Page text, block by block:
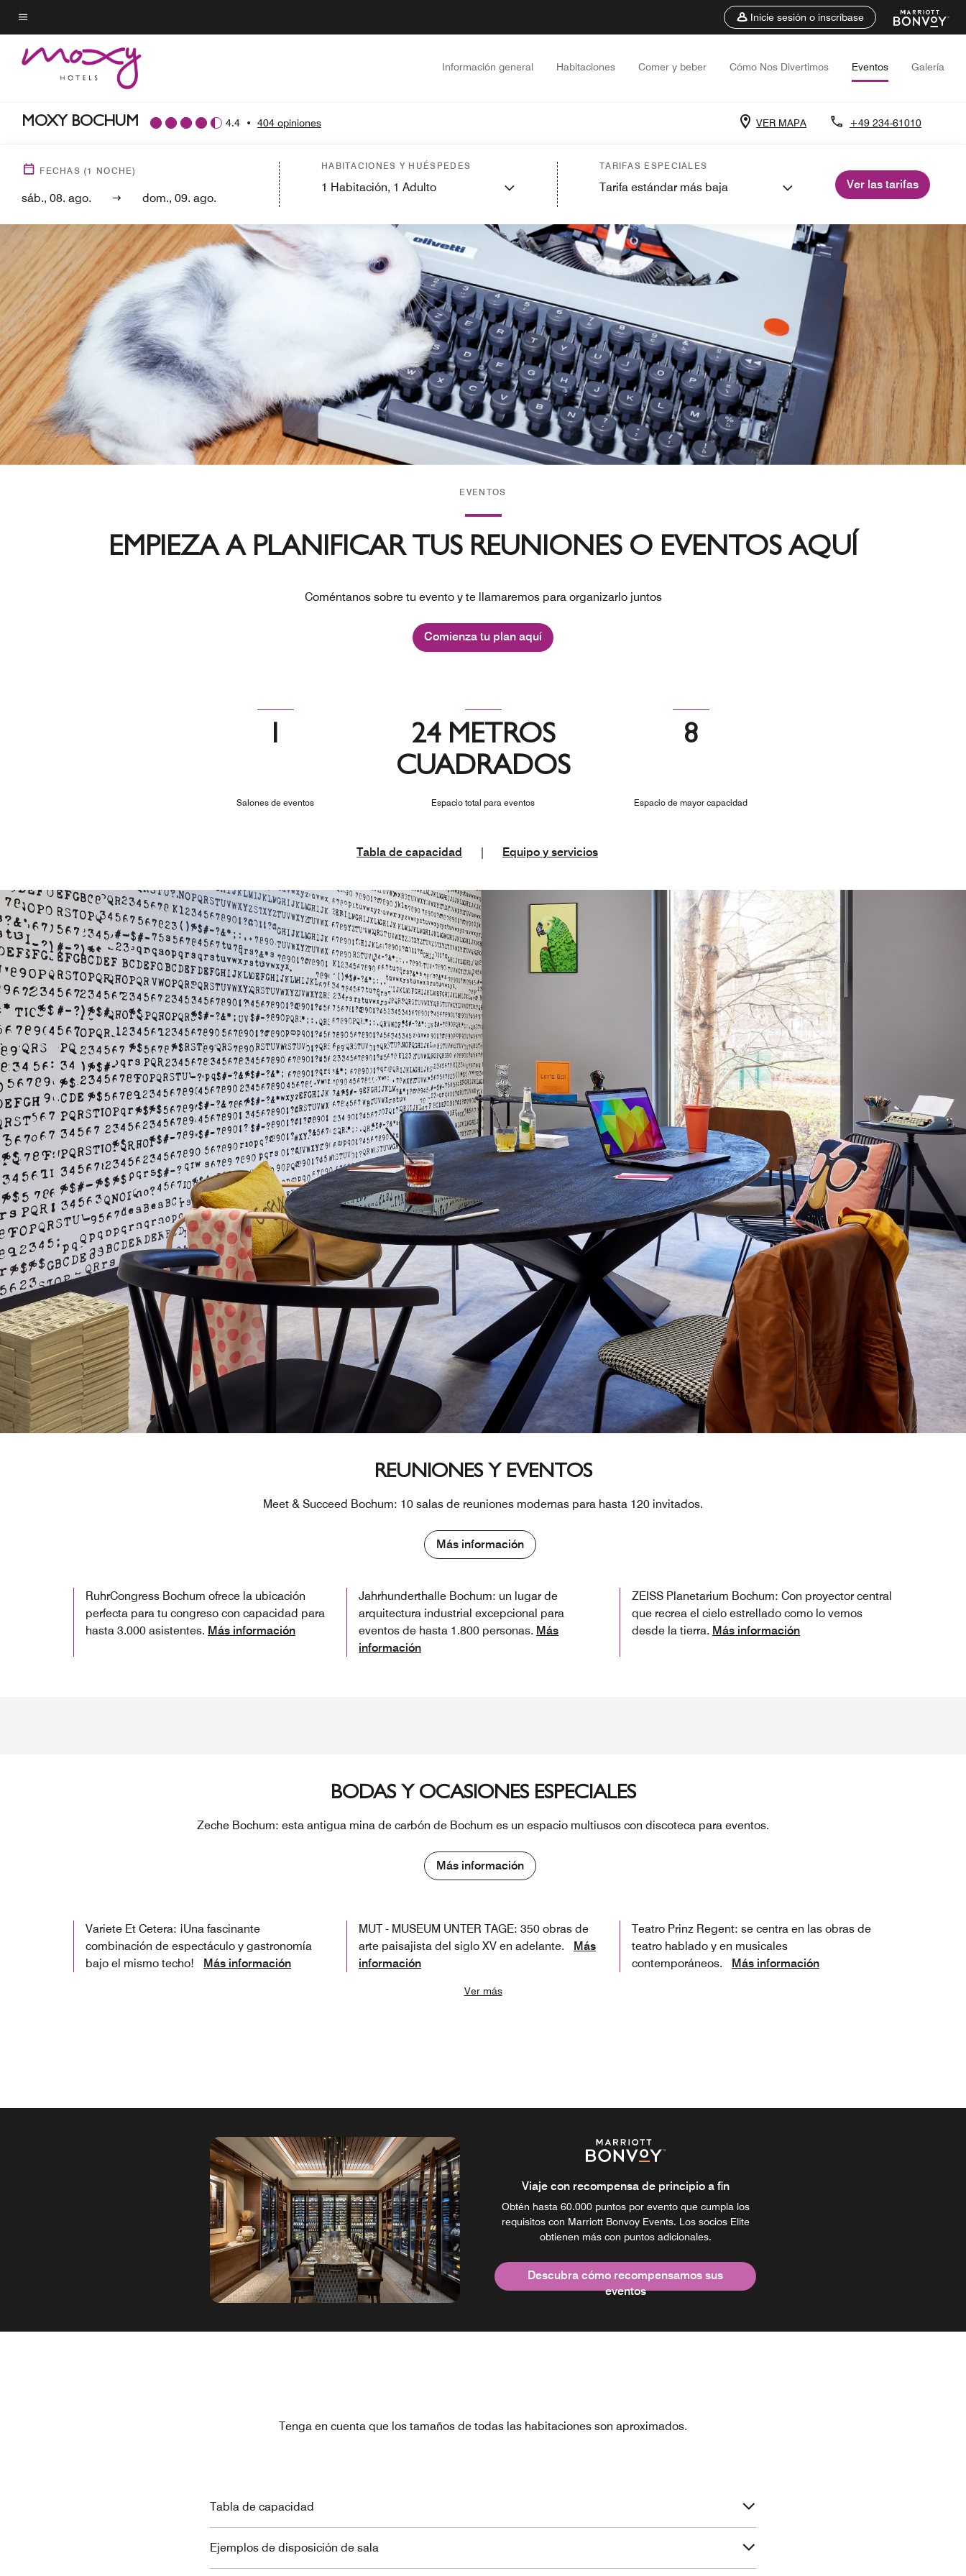
Skip
to
main
content
Texto del menú
Inicie sesión o inscríbase
Información general Habitaciones Comer y beber Cómo Nos Divertimos Eventos Galería
MOXY BOCHUM 4.4 • 404 opiniones VER MAPA +49 234-61010
FECHAS (1 NOCHE)
sáb., 08. ago. dom., 09. ago.
HABITACIONES Y HUÉSPEDES
1 Habitación, 1 Adulto
TARIFAS ESPECIALES
Tarifa estándar más baja Ver las tarifas
EVENTOS
EMPIEZA A PLANIFICAR TUS REUNIONES O EVENTOS AQUÍ
Coméntanos sobre tu evento y te llamaremos para organizarlo juntos
Comienza tu plan aquí
1
Salones de eventos
24 METROS
CUADRADOS
Espacio total para eventos
8
Espacio de mayor capacidad
Tabla de capacidad Equipo y servicios
REUNIONES Y EVENTOS
Meet & Succeed Bochum: 10 salas de reuniones modernas para hasta 120 invitados.
Más información
RuhrCongress Bochum ofrece la ubicación
perfecta para tu congreso con capacidad para
hasta 3.000 asistentes. Más información
Jahrhunderthalle Bochum: un lugar de
arquitectura industrial excepcional para
eventos de hasta 1.800 personas. Más
información
ZEISS Planetarium Bochum: Con proyector central
que recrea el cielo estrellado como lo vemos
desde la tierra. Más información
BODAS Y OCASIONES ESPECIALES
Zeche Bochum: esta antigua mina de carbón de Bochum es un espacio multiusos con discoteca para eventos.
Más información
Variete Et Cetera: ¡Una fascinante
combinación de espectáculo y gastronomía
bajo el mismo techo!
Más información
MUT - MUSEUM UNTER TAGE: 350 obras de
arte paisajista del siglo XV en adelante.
Más
información
Teatro Prinz Regent: se centra en las obras de
teatro hablado y en musicales
contemporáneos.
Más información
Ver más
Viaje con recompensa de principio a fin
Obtén hasta 60.000 puntos por evento que cumpla los
requisitos con Marriott Bonvoy Events. Los socios Elite
obtienen más con puntos adicionales.
Descubra cómo recompensamos sus
eventos
Tenga en cuenta que los tamaños de todas las habitaciones son aproximados.
Tabla de capacidad
Ejemplos de disposición de sala